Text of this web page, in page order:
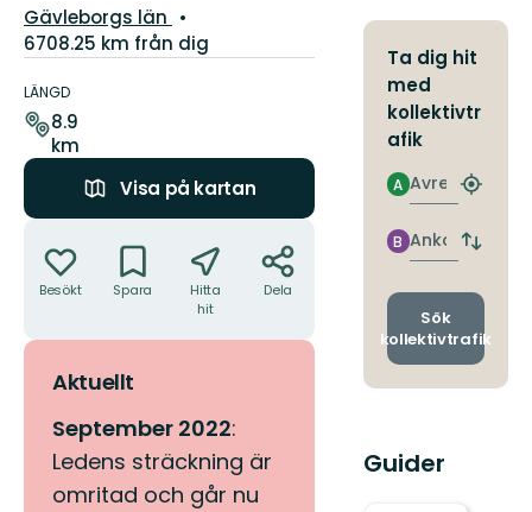
Län:
Gävleborgs län
6708.25 km från dig
om
leden
LÄNGD
8.9
km
Visa på kartan
Besökt Spara
Hitta
hit
Dela
Aktuellt
September 2022:
Ledens sträckning är
omritad och går nu
Ta dig hit
med
kollektivtr
afik
Avresa
A
Hitta
Ankomst
B
Byt
och
Sök
kollektivtrafik
Guider